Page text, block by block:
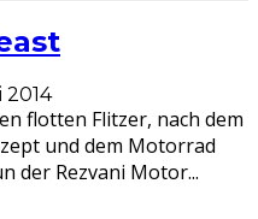
2014
flotten Flitzer, nach dem
und dem Motorrad
der Rezvani Motor...